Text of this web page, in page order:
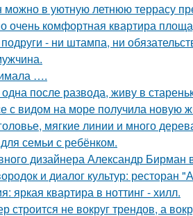
в уютную летнюю террасу
очень комфортная квартира
- ни штампа, ни
….
после развода, живу в
с видом на море получила новую
мягкие линии и много
семьи с ребёнком.
дизайнера Александр
и диалог культур: ресторан
яркая квартира в ноттинг - хилл.
строится не вокруг трендов, а